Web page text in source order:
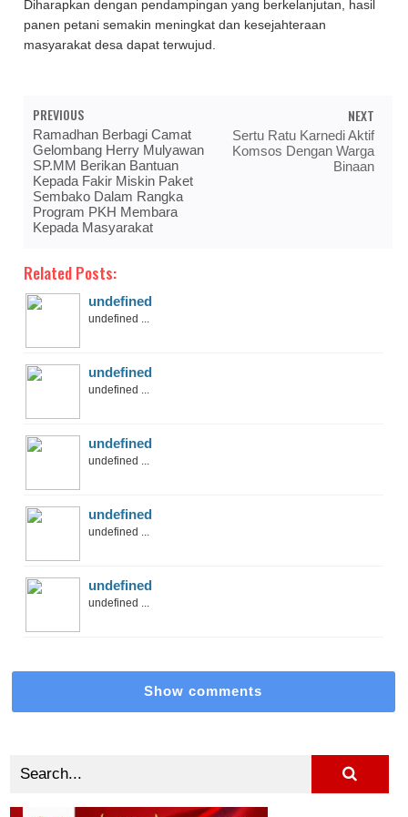
Diharapkan dengan pendampingan yang berkelanjutan, hasil
panen petani semakin meningkat dan kesejahteraan
masyarakat desa dapat terwujud.
PREVIOUS
Ramadhan Berbagi Camat
Gelombang Herry Mulyawan
SP.MM Berikan Bantuan
Kepada Fakir Miskin Paket
Sembako Dalam Rangka
Program PKH Membara
Kepada Masyarakat
NEXT
Sertu Ratu Karnedi Aktif
Komsos Dengan Warga
Binaan
Related Posts:
undefined
undefined ...
undefined
undefined ...
undefined
undefined ...
undefined
undefined ...
undefined
undefined ...
Show comments